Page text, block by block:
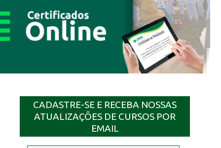
CADASTRE-SE E RECEBA NOSSAS
ATUALIZAÇÕES DE CURSOS POR
EMAIL